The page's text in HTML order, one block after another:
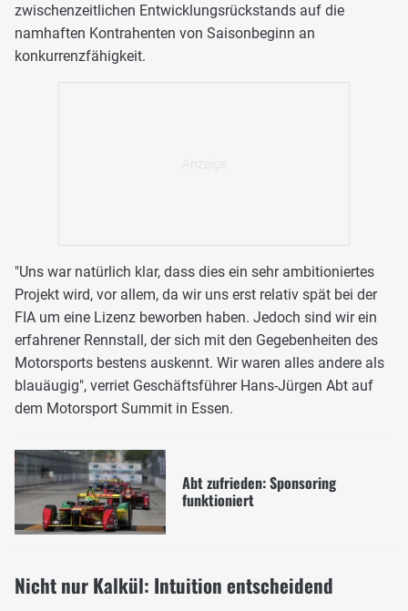
zwischenzeitlichen Entwicklungsrückstands auf die
namhaften Kontrahenten von Saisonbeginn an
konkurrenzfähigkeit.
"Uns war natürlich klar, dass dies ein sehr ambitioniertes
Projekt wird, vor allem, da wir uns erst relativ spät bei der
FIA um eine Lizenz beworben haben. Jedoch sind wir ein
erfahrener Rennstall, der sich mit den Gegebenheiten des
Motorsports bestens auskennt. Wir waren alles andere als
blauäugig", verriet Geschäftsführer Hans-Jürgen Abt auf
dem Motorsport Summit in Essen.
Abt zufrieden: Sponsoring
funktioniert
Nicht nur Kalkül: Intuition entscheidend